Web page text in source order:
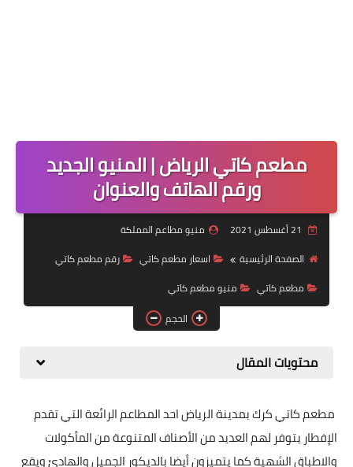
مطعم كاتي الرياض | المنيو الجديد
ورقم الهاتف والعنوان
منيو مطاعم المملكة
الصفحة الرئيسية
اسعار مطعم كاتي
رقم مطعم كاتي
مطعم كاتي
منيو مطعم كاتي
الحجم
محتويات المقال
مطعم كاتي كرك بمدينة الرياض احد المطاعم الرائعة التي تقدم
الإفطار يتوفر لهم العديد من الأصناف المتنوعة من المأكولات
والاطباق الشهية كما يتميزون أيضا بالديكور الجميل والهادئ ويقع